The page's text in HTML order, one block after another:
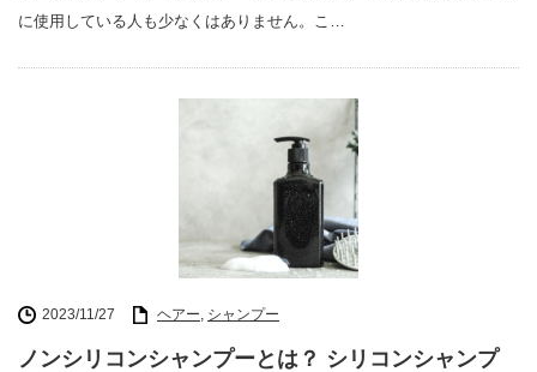
に使用している人も少なくはありません。こ…
2023/11/27 ヘアー, シャンプー
ノンシリコンシャンプーとは？ シリコンシャンプ